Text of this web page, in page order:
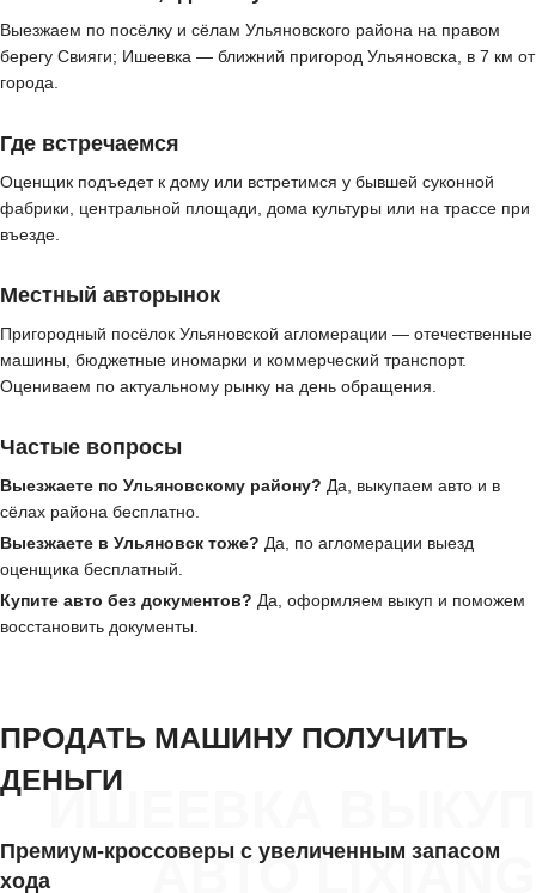
Выезжаем по посёлку и сёлам Ульяновского района на правом
берегу Свияги; Ишеевка — ближний пригород Ульяновска, в 7 км от
города.
Где встречаемся
Оценщик подъедет к дому или встретимся у бывшей суконной
фабрики, центральной площади, дома культуры или на трассе при
въезде.
Местный авторынок
Пригородный посёлок Ульяновской агломерации — отечественные
машины, бюджетные иномарки и коммерческий транспорт.
Оцениваем по актуальному рынку на день обращения.
Частые вопросы
Выезжаете по Ульяновскому району? Да, выкупаем авто и в
сёлах района бесплатно.
Выезжаете в Ульяновск тоже? Да, по агломерации выезд
оценщика бесплатный.
Купите авто без документов? Да, оформляем выкуп и поможем
восстановить документы.
ИШЕЕВКА ВЫКУП
АВТО LIXIANG
ПРОДАТЬ МАШИНУ ПОЛУЧИТЬ
ДЕНЬГИ
Премиум-кроссоверы с увеличенным запасом
хода